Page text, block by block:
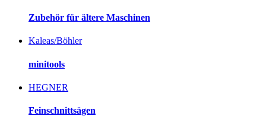
Zubehör für ältere Maschinen
Kaleas/Böhler
minitools
HEGNER
Feinschnittsägen